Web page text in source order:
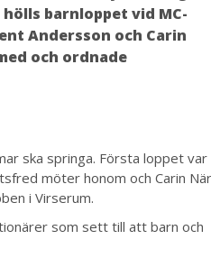
barnloppet vid MC-
Andersson och Carin
och ordnade
ska springa. Första loppet
möter honom och Carin
i Virserum.
som sett till att barn och